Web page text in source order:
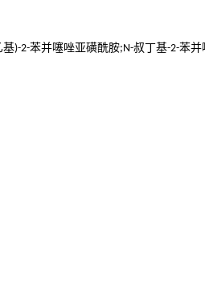
基)-2-苯并噻唑亚磺酰胺;N-叔丁基-2-苯并